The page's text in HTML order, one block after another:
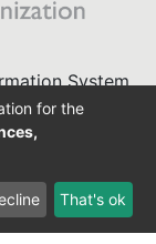
System
bamberg.de
Library
for the
That's ok